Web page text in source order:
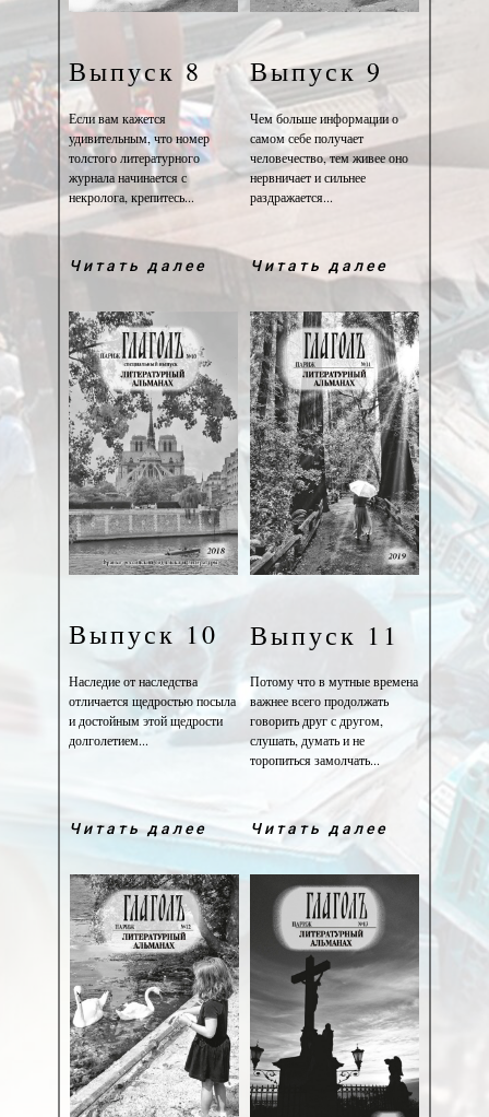
Выпуск 9
Чем больше информации о
самом себе получает
человечество, тем живее оно
нервничает и сильнее
раздражается...
Читать далее
Читать далее
Выпуск 8
Если вам кажется
удивительным, что номер
толстого литературного
журнала начинается с
некролога, крепитесь...
Выпуск 10
Наследие от наследства
отличается щедростью посыла
и достойным этой щедрости
долголетием...
Читать далее
Выпуск 11
Потому что в мутные времена
важнее всего продолжать
говорить друг с другом,
слушать, думать и не
торопиться замолчать...
Читать далее